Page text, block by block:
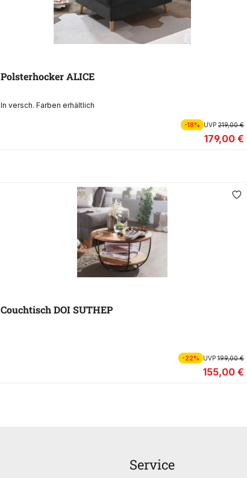
Polsterhocker ALICE
In versch. Farben erhältlich
-18% UVP219,00 €
179,00 €
Couchtisch DOI SUTHEP
-22% UVP199,00 €
155,00 €
Service